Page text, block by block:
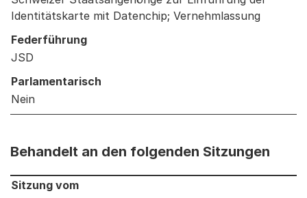
Identitätskarte mit Datenchip; Vernehmlassung
Federführung
JSD
Parlamentarisch
Nein
Behandelt an den folgenden Sitzungen
Behandelt an den folgenden Sitzungen: Informationen
Sitzung vom